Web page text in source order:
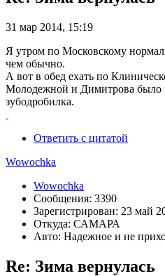
31 мар 2014, 15:19
Я утром по Московскому
чем обычно.
А вот в обед ехать по
Молодежной и Димитрова было
зубодробилка.
Ответить с цитатой
Wowochka
Wowochka
Сообщения: 3390
Зарегистрирован: 23 май
Откуда: САМАРА
Авто: Надежное и не
Re: Зима вернулась